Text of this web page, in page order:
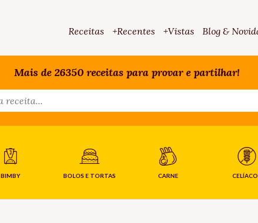
Receitas +Recentes +Vistas Blog &
Mais de 26350 receitas para provar e partilhar!
BIMBY BOLOS E TORTAS CARNE